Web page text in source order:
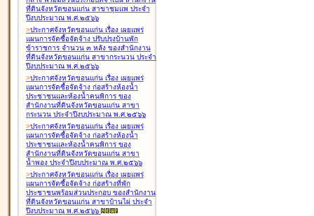
ที่ดินจังหวัดขอนแก่น สาขาชุมแพ ประจำ
ปีงบประมาณ พ.ศ.๒๕๖๖
>ประกาศจังหวัดขอนแก่น เรื่อง เผยแพร่
แผนการจัดซื้อจัดจ้าง ปรับปรุงบ้านพัก
ข้าราชการ จำนวน ๓ หลัง ของสำนักงาน
ที่ดินจังหวัดขอนแก่น สาขากระนวน ประจำ
ปีงบประมาณ พ.ศ.๒๕๖๖
>ประกาศจังหวัดขอนแก่น เรื่อง เผยแพร่
แผนการจัดซื้อจัดจ้าง ก่อสร้างห้องน้ำ
ประชาชนและห้องน้ำคนพิการ ของ
สำนักงานที่ดินจังหวัดขอนแก่น สาขา
กระนวน ประจำปีงบประมาณ พ.ศ.๒๕๖๖
>ประกาศจังหวัดขอนแก่น เรื่อง เผยแพร่
แผนการจัดซื้อจัดจ้าง ก่อสร้างห้องน้ำ
ประชาชนและห้องน้ำคนพิการ ของ
สำนักงานที่ดินจังหวัดขอนแก่น สาขา
น้ำพอง ประจำปีงบประมาณ พ.ศ.๒๕๖๖
>ประกาศจังหวัดขอนแก่น เรื่อง เผยแพร่
แผนการจัดซื้อจัดจ้าง ก่อสร้างที่พัก
ประชาชนพร้อมส่วนประกอบ ของสำนักงาน
ที่ดินจังหวัดขอนแก่น สาขาบ้านไผ่ ประจำ
ปีงบประมาณ พ.ศ.๒๕๖๖